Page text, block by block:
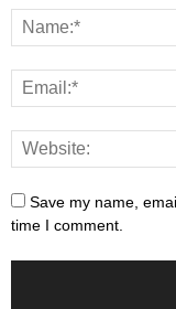
Save my name,
time I comment.